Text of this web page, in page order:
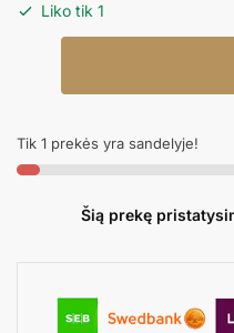
Liko tik 1
MINI
PANDA
Tik 1 prekės yra sandelyje!
Šią prekę